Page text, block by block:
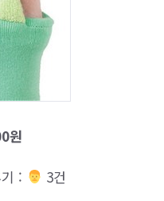
원
: ‍‍ 3건